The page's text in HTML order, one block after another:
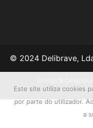
© 2024 Delibrave,
Este site utiliza cookies
por parte do utilizador.
a